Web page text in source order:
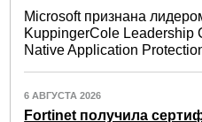
Microsoft признана
KuppingerCole Leadership
Native Application
6 АВГУСТА 2026
Fortinet получила